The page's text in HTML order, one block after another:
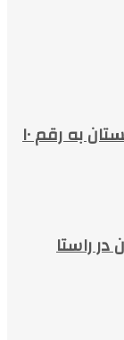
افزایش حجم تجارت بین ایران و پاکستان به رقم ۱۰
در راستا